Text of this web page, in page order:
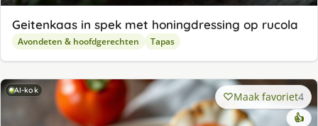
Geitenkaas in spek met honingdressing op rucola
Avondeten & hoofdgerechten Tapas
AI-kok Maak favoriet4
👍